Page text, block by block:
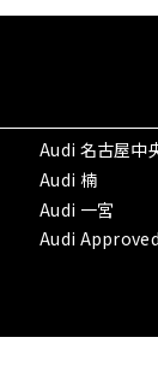
Audi 名古屋中
Audi 楠
Audi 一宮
Audi